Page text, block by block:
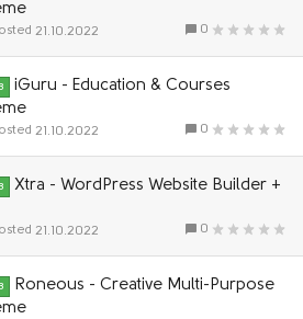
0
21.10.2022
iGuru - Education & Courses
0
21.10.2022
Xtra - WordPress Website Builder +
0
21.10.2022
Roneous - Creative Multi-Purpose